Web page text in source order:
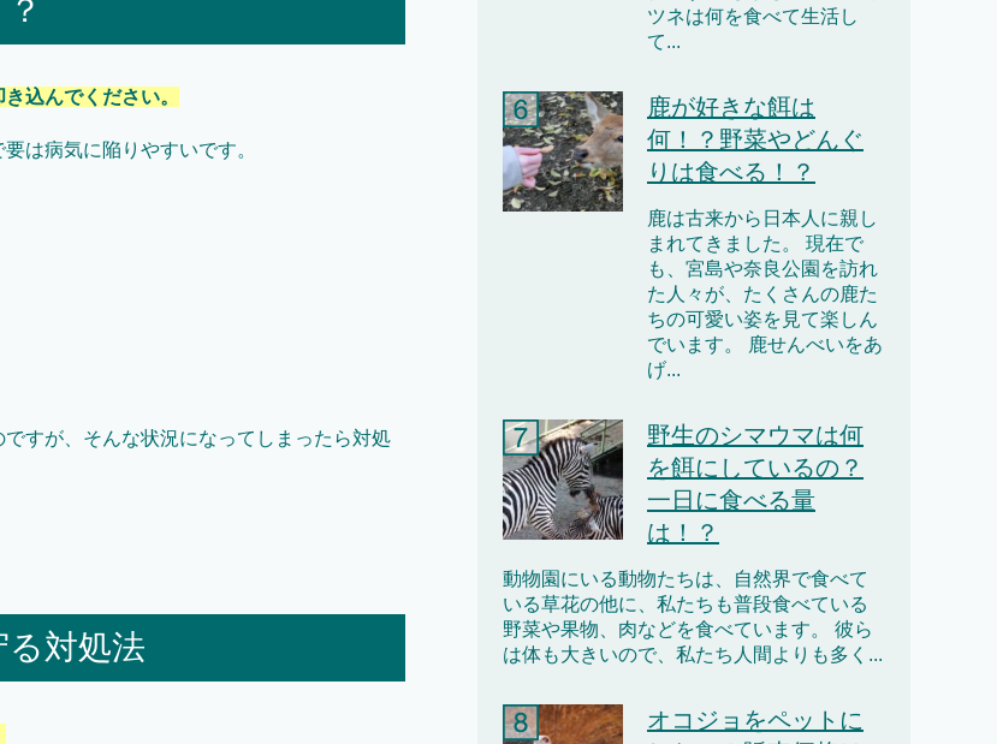
込んでください。
は病気に陥りやすいです。
すが、そんな状況になってしまったら対処
対処法
ツネは何を食べて生活し
て...
鹿が好きな餌は
何！？野菜やどんぐ
りは食べる！？
鹿は古来から日本人に親し
まれてきました。 現在で
も、宮島や奈良公園を訪れ
た人々が、たくさんの鹿た
ちの可愛い姿を見て楽しん
でいます。 鹿せんべいをあ
げ...
野生のシマウマは何
を餌にしているの？
一日に食べる量
は！？
動物園にいる動物たちは、自然界で食べて
いる草花の他に、私たちも普段食べている
野菜や果物、肉などを食べています。 彼ら
は体も大きいので、私たち人間よりも多く...
オコジョをペットに